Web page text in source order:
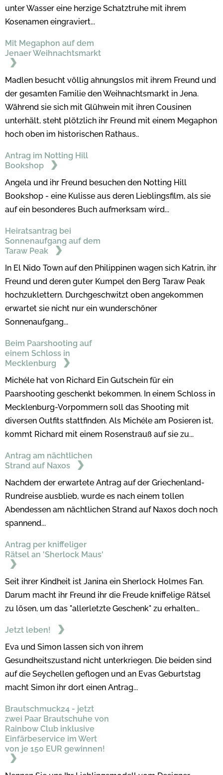
unter Wasser eine herzige Schatztruhe mit ihrem
Kosenamen eingraviert...
Mit Megaphon auf dem
Jenaer Weihnachtsmarkt
Madlen besucht völlig ahnungslos mit ihrem Freund und
der gesamten Familie den Weihnachtsmarkt in Jena.
Während sie sich mit Glühwein mit ihren Cousinen
unterhält, steht plötzlich ihr Freund mit einem Megaphon
hoch oben im historischen Rathaus..
Antrag im Notting Hill
Bookshop
Angela und ihr Freund besuchen den Notting Hill
Bookshop - eine Kulisse aus deren Lieblingsfilm, als sie
auf ein besonderes Buch aufmerksam wird...
Heiratsantrag bei
Sonnenaufgang auf dem
Taraw Peak
In El Nido Town auf den Philippinen wagen sich Katrin, ihr
Freund und deren guter Kumpel den Berg Taraw Peak
hochzuklettern. Durchgeschwitzt oben angekommen
erwartet sie nicht nur ein wunderschöner
Sonnenaufgang...
Beim Paarshooting auf
einem Schloss in
Mecklenburg
Michéle hat von Richard Ein Gutschein für ein
Paarshooting geschenkt bekommen. In einem Schloss in
Mecklenburg-Vorpommern soll das Shooting mit
diversen Outfits stattfinden. Als Michéle am Posieren ist,
kommt Richard mit einem Rosenstrauß auf sie zu...
Antrag am nächtlichen
Strand auf Naxos
Nachdem der erwartete Antrag auf der Griechenland-
Rundreise ausblieb, wurde es nach einem tollen
Abendessen am nächtlichen Strand auf Naxos doch noch
spannend...
Antrag per kniffeliger
Rätsel an 'Sherlock Maus'
Seit ihrer Kindheit ist Janina ein Sherlock Holmes Fan.
Darum macht ihr Freund ihr die Freude kniffelige Rätsel
zu lösen, um das "allerletzte Geschenk" zu erhalten...
Jetzt leben!
Eva und Simon lassen sich von ihrem
Gesundheitszustand nicht unterkriegen. Die beiden sind
auf die Seychellen geflogen und an Evas Geburtstag
macht Simon ihr dort einen Antrag...
Brautschmuck24 - jetzt
zwei Paar Brautschuhe von
Rainbow Club inklusive
Einfärbeservice im Wert
von je 150 EUR gewinnen!